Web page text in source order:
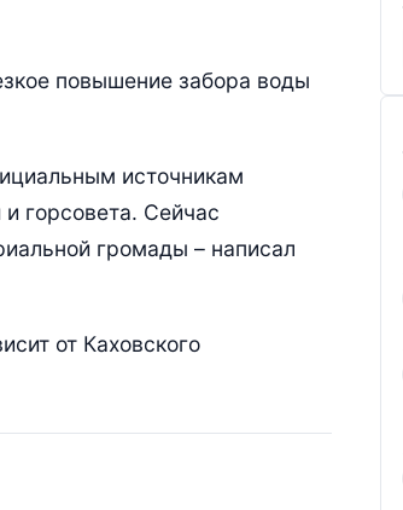
повышение забора воды
источникам
горсовета. Сейчас
громады – написал
от Каховского